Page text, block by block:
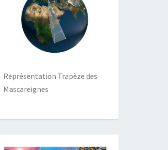
Représentation Trapèze des
Mascareignes